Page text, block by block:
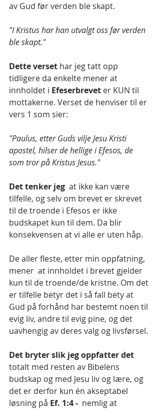
av Gud før verden ble skapt.
"I Kristus har han utvalgt oss før verden
ble skapt."
Dette verset har jeg tatt opp
tidligere da enkelte mener at
innholdet i Efeserbrevet er KUN til
mottakerne. Verset de henviser til er
vers 1 som sier:
"Paulus, etter Guds vilje Jesu Kristi
apostel, hilser de hellige i Efesos, de
som tror på Kristus Jesus."
Det tenker jeg
  at ikke kan være
tilfelle, og selv om brevet er skrevet
til de troende i Efesos er ikke
budskapet kun til dem. Da blir
konsekvensen at vi alle er uten håp.
De aller fleste, etter min oppfatning,
mener  at innholdet i brevet gjelder
kun til de troende/de kristne. Om det
er tilfelle betyr det i så fall bety at
Gud på forhånd har bestemt noen til
evig liv, andre til evig pine, og det
uavhengig av deres valg og livsførsel.
Det bryter slik jeg oppfatter det
totalt med resten av Bibelens
budskap og med Jesu liv og lære, og
det er derfor kun én akseptabel
løsning på Ef. 1:4 - nemlig at